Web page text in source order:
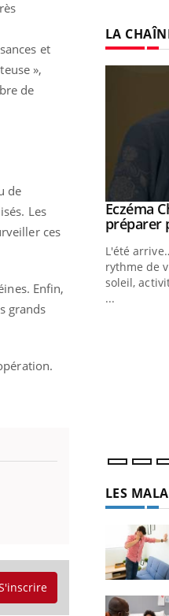
et
»,
de
de
Les
ces
Enfin,
grands
LA
: et si on
les soignants.
Youtube
Eczéma
préparer
L'été
rythme de
soleil,
...
LES